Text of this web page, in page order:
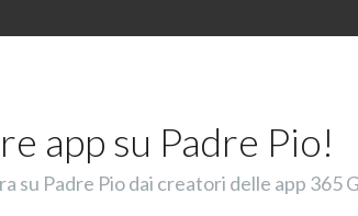
app su Padre Pio!
su Padre Pio dai creatori delle app 365